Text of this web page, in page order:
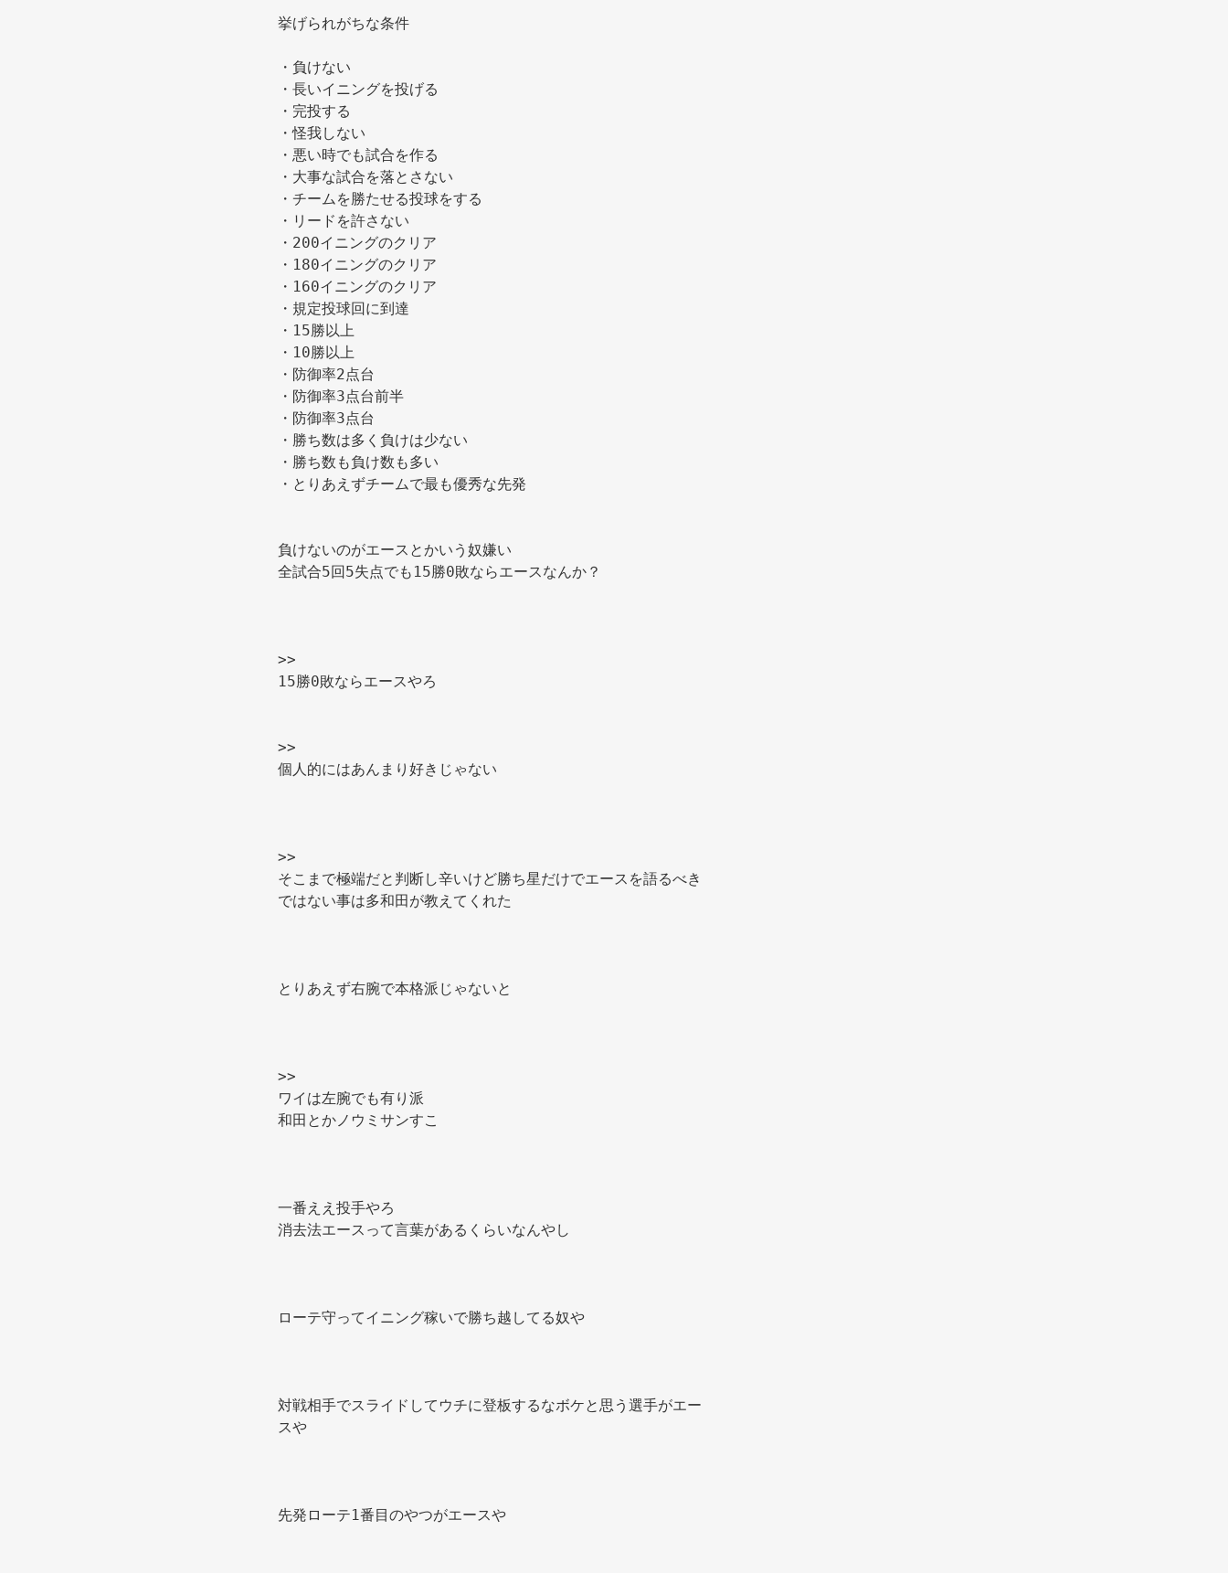
挙げられがちな条件
・負けない
・長いイニングを投げる
・完投する
・怪我しない
・悪い時でも試合を作る
・大事な試合を落とさない
・チームを勝たせる投球をする
・リードを許さない
・200イニングのクリア
・180イニングのクリア
・160イニングのクリア
・規定投球回に到達
・15勝以上
・10勝以上
・防御率2点台
・防御率3点台前半
・防御率3点台
・勝ち数は多く負けは少ない
・勝ち数も負け数も多い
・とりあえずチームで最も優秀な先発
負けないのがエースとかいう奴嫌い
全試合5回5失点でも15勝0敗ならエースなんか？
>>
15勝0敗ならエースやろ
>>
個人的にはあんまり好きじゃない
>>
そこまで極端だと判断し辛いけど勝ち星だけでエースを語るべき
ではない事は多和田が教えてくれた
とりあえず右腕で本格派じゃないと
>>
ワイは左腕でも有り派
和田とかノウミサンすこ
一番ええ投手やろ
消去法エースって言葉があるくらいなんやし
ローテ守ってイニング稼いで勝ち越してる奴や
対戦相手でスライドしてウチに登板するなボケと思う選手がエー
スや
先発ローテ1番目のやつがエースや